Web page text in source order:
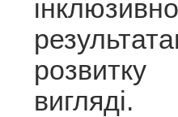
вигляді.